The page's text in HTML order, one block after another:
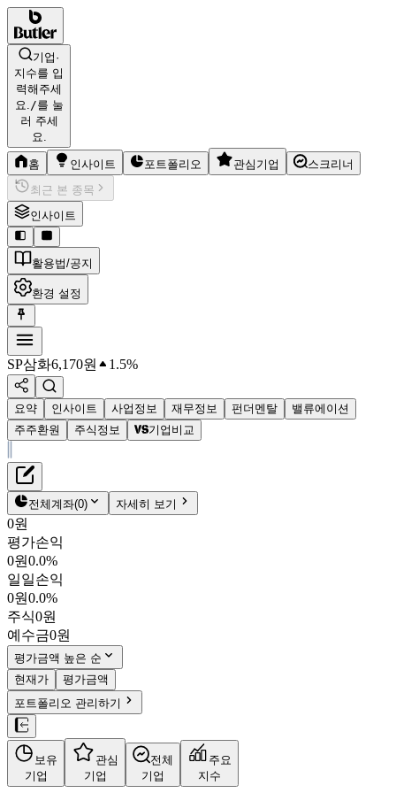
기업·
지수를 입
력해주세
요./를 눌
러 주세
요.
홈 인사이트 포트폴리오 관심기업
스크리너
최근 본 종목
인사이트
활용법/공지
환경 설정
SP삼화6,170원 1.5%
요약 인사이트 사업정보 재무정보 펀더멘탈
밸류에이션
주주환원
주식정보 기업비교
SP삼화
6,170원
000390
KOSPI
시가총액
PBR0.50
PER14.09
fPER -
배당수익률5.67%
자사주비율-
결산월12월
4분기누적
10년
주재무제표
재무정보
펀더멘탈
밸류에이션
주주환원
주식정보
전체계좌(0) 자세히 보기
0원
평가손익
0원0.0%
일일손익
0원0.0%
주식0원
예수금0원
평가금액 높은 순
현재가
평가금액
포트폴리오 관리하기
보유
기업
관심
기업
전체
기업
주요
지수